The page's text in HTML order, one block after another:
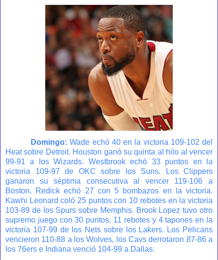
Domingo: Wade echó 40 en la victoria 109-102 del
Heat sobre Detroit. Houston ganó su quinta al hilo al vencer
99-91 a los Wizards. Westbrook echó 33 puntos en la
victoria 109-97 de OKC sobre los Suns. Los Clippers
ganaron su séptima consecutiva al vencer 119-106 a
Boston. Redick echó 27 con 5 bombazos en la victoria.
Kawhi Leonard coló 25 puntos con 10 rebotes en la victoria
103-89 de los Spurs sobre Memphis. Brook Lopez tuvo otro
supremo juego con 30 puntos, 11 rebotes y 4 tapones en la
victoria 107-99 de los Nets sobre los Lakers. Los Pelicans
vencieron 110-88 a los Wolves, los Cavs derrotaron 87-86 a
los 76ers e Indiana venció 104-99 a Dallas.